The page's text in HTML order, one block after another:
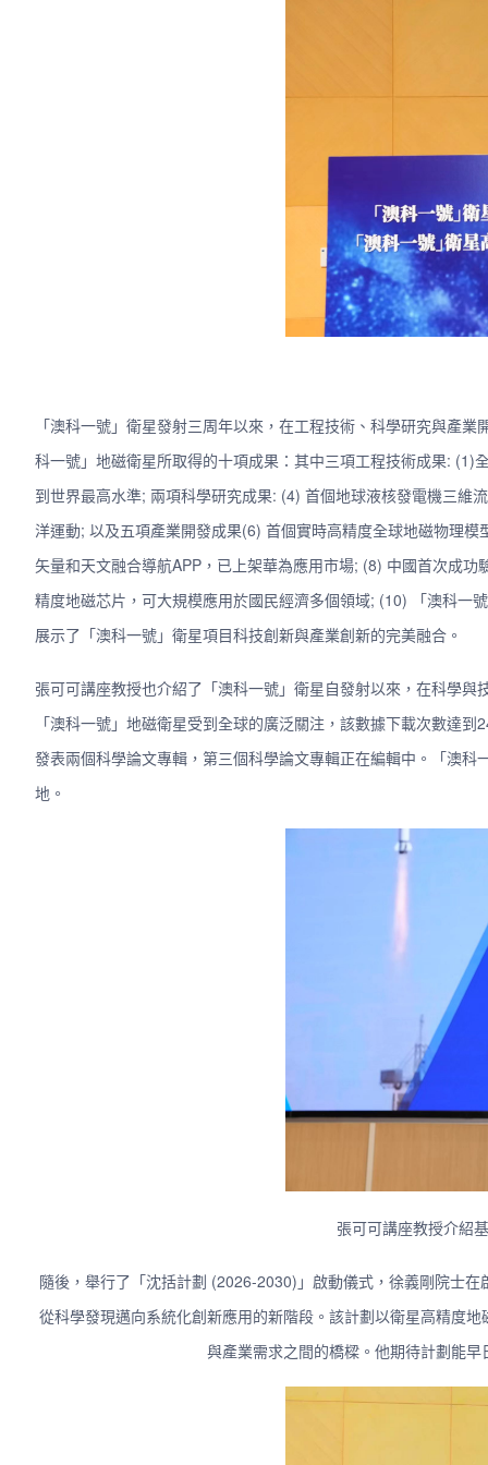
「澳科一號」衛星發射三周年以來，在工程技術、科學研究與產
科一號」地磁衛星所取得的十項成果：其中三項工程技術成果:
到世界最高水準; 兩項科學研究成果: (4) 首個地球液核發電機三維
洋運動; 以及五項產業開發成果(6) 首個實時高精度全球地磁物理
矢量和天文融合導航APP，已上架華為應用市場; (8) 中國首次成
精度地磁芯片，可大規模應用於國民經濟多個領域; (10) 「澳科一
展示了「澳科一號」衛星項目科技創新與產業創新的完美融合。
張可可講座教授也介紹了「澳科一號」衛星自發射以來，在科學
「澳科一號」地磁衛星受到全球的廣泛關注，該數據下載次數達
發表兩個科學論文專輯，第三個科學論文專輯正在編輯中。「澳
地。
張可可講座教授介紹
隨後，舉行了「沈括計劃 (2026-2030)」啟動儀式，徐義剛院士
從科學發現邁向系統化創新應用的新階段。該計劃以衛星高精度
與產業需求之間的橋樑。他期待計劃能